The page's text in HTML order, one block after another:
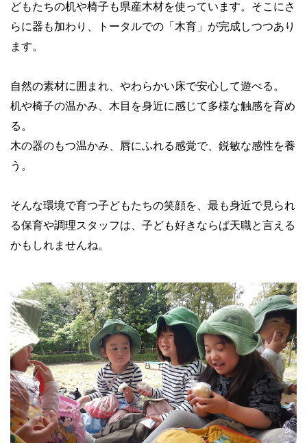
どもたちの机や椅子も県産木材を使っています。そこにさ
らに器も加わり、トータルでの「木育」が完成しつつあり
ます。
自然の素材に囲まれ、やわらかい床で安心して遊べる。
机や椅子の温かみ、木目を身近に感じて多様な触感を育め
る。
木の器のもつ温かみ、唇にふれる感覚で、鋭敏な感性を養
う。
そんな環境で育つ子どもたちの笑顔を、最も身近で見られ
る保育や調理スタッフは、子ども好きならば天職と言える
かもしれませんね。